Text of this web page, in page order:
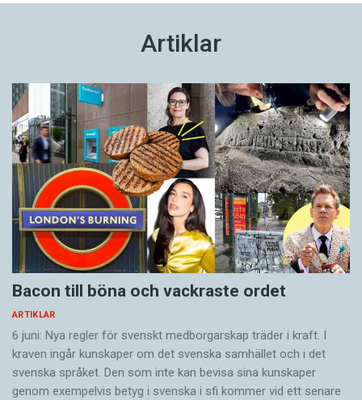
Artiklar
Bacon till böna och vackraste ordet
ARTIKLAR
6 juni: Nya regler för svenskt medborgarskap träder i kraft. I
kraven ingår kunskaper om det svenska samhället och i det
svenska språket. Den som inte kan bevisa sina kunskaper
genom exempelvis betyg i svenska i sfi kommer vid ett senare